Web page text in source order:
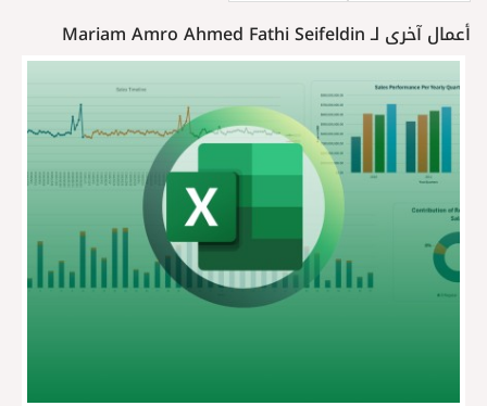
أعمال آخرى لـ Mariam Amro Ahmed Fathi Seifeldin